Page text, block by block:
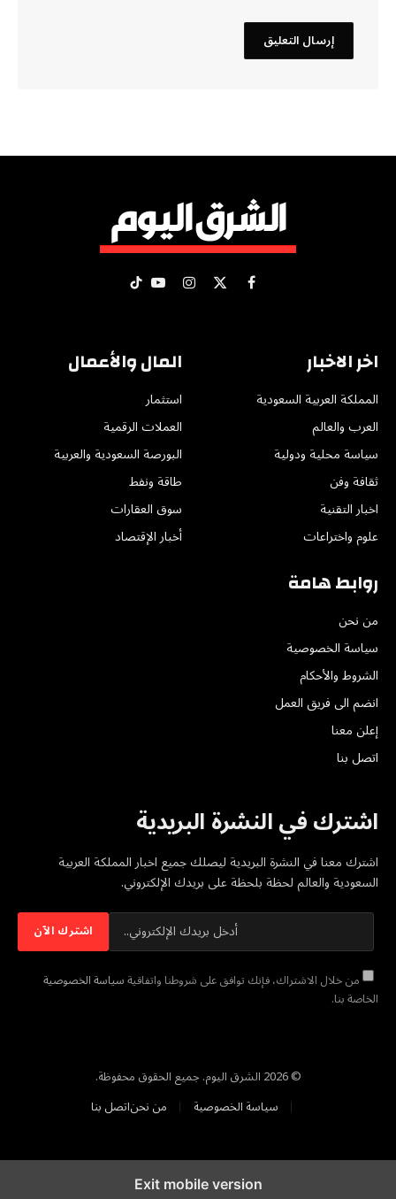
فيسبوك
X الانستغراميوتيوبتيكتوك
اخر الاخبار
المملكة العربية السعودية
العرب والعالم
سياسة محلية ودولية
ثقافة وفن
اخبار التقنية
علوم واختراعات
المال والأعمال
استثمار
العملات الرقمية
البورصة السعودية والعربية
طاقة ونفط
سوق العقارات
أخبار الإقتصاد
روابط هامة
من نحن
سياسة الخصوصية
الشروط والأحكام
انضم الى فريق العمل
إعلن معنا
اتصل بنا
اشترك في النشرة البريدية
اشترك معنا في النشرة البريدية ليصلك جميع اخبار المملكة العربية
السعودية والعالم لحظة بلحظة على بريدك الإلكتروني.
من خلال الاشتراك، فإنك توافق على شروطنا واتفاقيةسياسة الخصوصية
الخاصة بنا.
© 2026 الشرق اليوم. جميع الحقوق محفوظة.
سياسة الخصوصية
من نحناتصل بنا
Exit mobile version